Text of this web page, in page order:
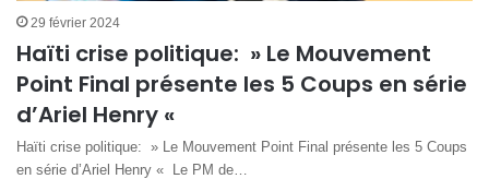
29 février 2024
Haïti crise politique: » Le Mouvement
Point Final présente les 5 Coups en série
d’Ariel Henry «
Haïti crise politique: » Le Mouvement Point Final présente les 5 Coups
en série d’Ariel Henry « Le PM de…